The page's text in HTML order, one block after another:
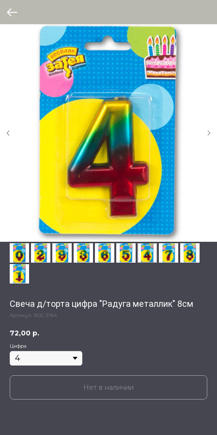
Свеча д/торта цифра "Радуга металлик" 8см
Артикул: 1502-3764
72,00 р.
Цифра
Нет в наличии